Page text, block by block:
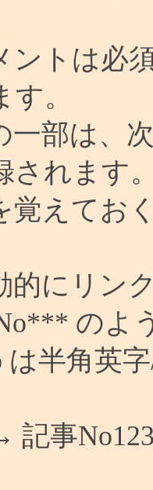
ントは必
。
一部は、
されます
覚えてお
的にリン
のよ
は半角英
記事